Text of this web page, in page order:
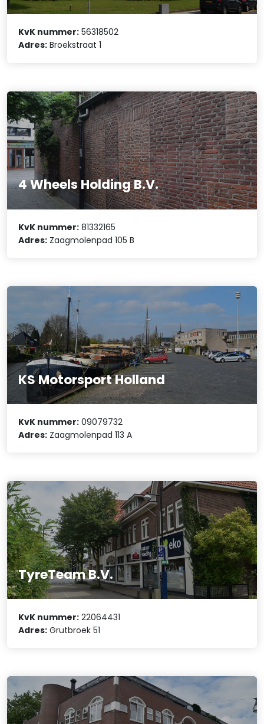
KvK nummer: 56318502
Adres: Broekstraat 1
4 Wheels Holding B.V.
KvK nummer: 81332165
Adres: Zaagmolenpad 105 B
KS Motorsport Holland
KvK nummer: 09079732
Adres: Zaagmolenpad 113 A
TyreTeam B.V.
KvK nummer: 22064431
Adres: Grutbroek 51